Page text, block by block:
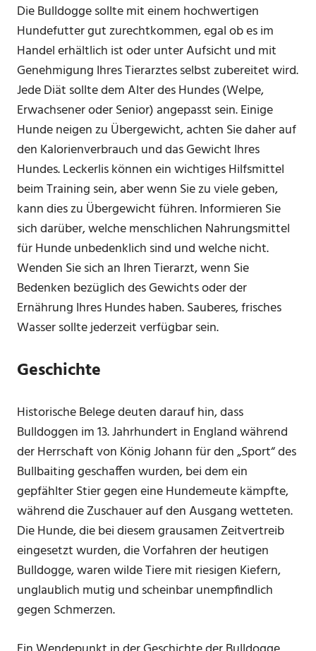
Die Bulldogge sollte mit einem hochwertigen
Hundefutter gut zurechtkommen, egal ob es im
Handel erhältlich ist oder unter Aufsicht und mit
Genehmigung Ihres Tierarztes selbst zubereitet wird.
Jede Diät sollte dem Alter des Hundes (Welpe,
Erwachsener oder Senior) angepasst sein. Einige
Hunde neigen zu Übergewicht, achten Sie daher auf
den Kalorienverbrauch und das Gewicht Ihres
Hundes. Leckerlis können ein wichtiges Hilfsmittel
beim Training sein, aber wenn Sie zu viele geben,
kann dies zu Übergewicht führen. Informieren Sie
sich darüber, welche menschlichen Nahrungsmittel
für Hunde unbedenklich sind und welche nicht.
Wenden Sie sich an Ihren Tierarzt, wenn Sie
Bedenken bezüglich des Gewichts oder der
Ernährung Ihres Hundes haben. Sauberes, frisches
Wasser sollte jederzeit verfügbar sein.
Geschichte
Historische Belege deuten darauf hin, dass
Bulldoggen im 13. Jahrhundert in England während
der Herrschaft von König Johann für den „Sport“ des
Bullbaiting geschaffen wurden, bei dem ein
gepfählter Stier gegen eine Hundemeute kämpfte,
während die Zuschauer auf den Ausgang wetteten.
Die Hunde, die bei diesem grausamen Zeitvertreib
eingesetzt wurden, die Vorfahren der heutigen
Bulldogge, waren wilde Tiere mit riesigen Kiefern,
unglaublich mutig und scheinbar unempfindlich
gegen Schmerzen.